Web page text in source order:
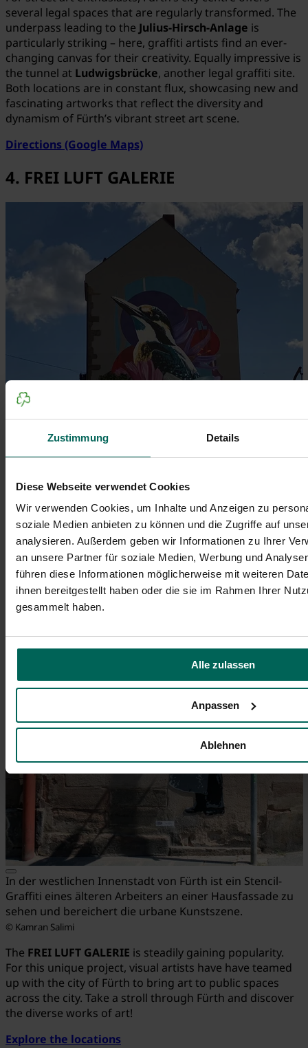
Zustimmung Details
Diese Webseite verwendet Cookies
Wir verwenden Cookies, um Inhalte und Anzeigen zu
soziale Medien anbieten zu können und die Zugriffe auf
analysieren. Außerdem geben wir Informationen zu Ihrer
an unsere Partner für soziale Medien, Werbung und
führen diese Informationen möglicherweise mit weiteren
ihnen bereitgestellt haben oder die sie im Rahmen Ihrer
gesammelt haben.
Alle zulassen
Anpassen
Ablehnen
several legal spaces that are regularly transformed. The
underpass leading to the Julius-Hirsch-Anlage is
particularly striking – here, graffiti artists find an ever-
changing canvas for their creativity. Equally impressive is
the tunnel at Ludwigsbrücke, another legal graffiti site.
Both locations are in constant flux, showcasing new and
fascinating artworks that reflect the diversity and
dynamism of Fürth’s vibrant street art scene.
Directions (Google Maps)
4. FREI LUFT GALERIE
Das Hauswand-Graffiti in Fürth präsentiert einen
Eisvogel mit Blumen und bereichert die Freiluft-Galerie in
der Südstadt künstlerisch.
© Tourist-Information Fürth
In der westlichen Innenstadt von Fürth ist ein Stencil-
Graffiti eines älteren Arbeiters an einer Hausfassade zu
sehen und bereichert die urbane Kunstszene.
© Kamran Salimi
The FREI LUFT GALERIE is steadily gaining popularity.
For this unique project, visual artists have have teamed
up with the city of Fürth to bring art to public spaces
across the city. Take a stroll through Fürth and discover
the diverse works of art!
Explore the locations